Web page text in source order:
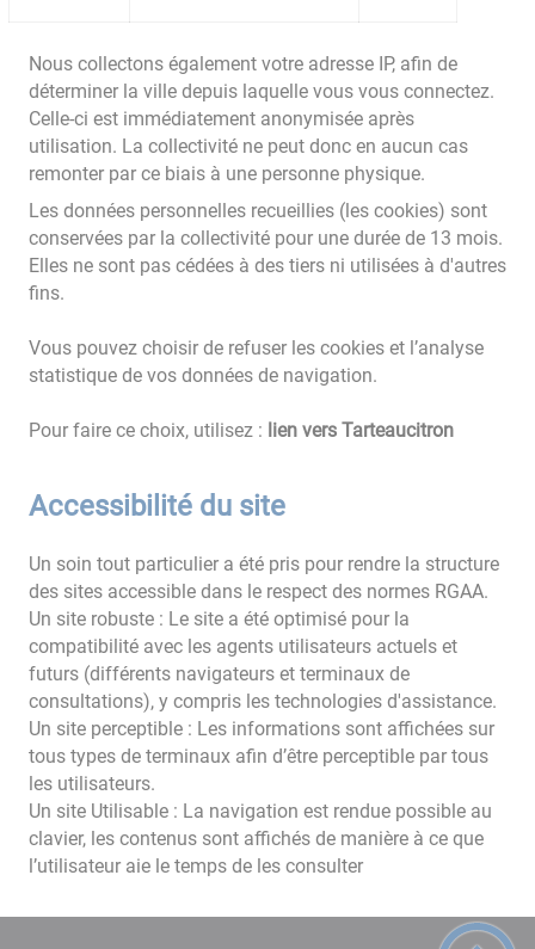
Nous collectons également votre adresse IP, afin de
déterminer la ville depuis laquelle vous vous connectez.
Celle-ci est immédiatement anonymisée après
utilisation. La collectivité ne peut donc en aucun cas
remonter par ce biais à une personne physique.
Les données personnelles recueillies (les cookies) sont
conservées par la collectivité pour une durée de 13 mois.
Elles ne sont pas cédées à des tiers ni utilisées à d'autres
fins.
Vous pouvez choisir de refuser les cookies et l’analyse
statistique de vos données de navigation.
Pour faire ce choix, utilisez : lien vers Tarteaucitron
Accessibilité du site
Un soin tout particulier a été pris pour rendre la structure
des sites accessible dans le respect des normes RGAA.
Un site robuste : Le site a été optimisé pour la
compatibilité avec les agents utilisateurs actuels et
futurs (différents navigateurs et terminaux de
consultations), y compris les technologies d'assistance.
Un site perceptible : Les informations sont affichées sur
tous types de terminaux afin d’être perceptible par tous
les utilisateurs.
Un site Utilisable : La navigation est rendue possible au
clavier, les contenus sont affichés de manière à ce que
l’utilisateur aie le temps de les consulter